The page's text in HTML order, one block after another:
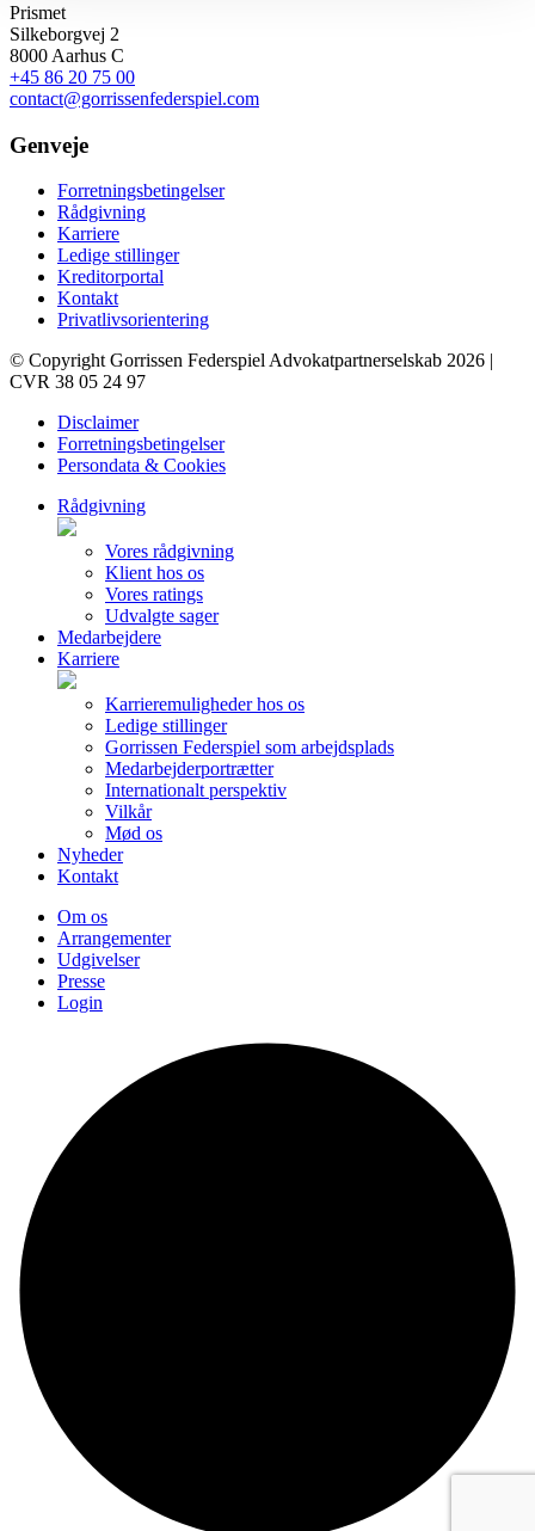
Prismet
Silkeborgvej 2
8000 Aarhus C
+45 86 20 75 00
contact@gorrissenfederspiel.com
Genveje
Forretningsbetingelser
Rådgivning
Karriere
Ledige stillinger
Kreditorportal
Kontakt
Privatlivsorientering
© Copyright Gorrissen Federspiel Advokatpartnerselskab 2026 |
CVR 38 05 24 97
Disclaimer
Forretningsbetingelser
Persondata & Cookies
Rådgivning
Vores rådgivning
Klient hos os
Vores ratings
Udvalgte sager
Medarbejdere
Karriere
Karrieremuligheder hos os
Ledige stillinger
Gorrissen Federspiel som arbejdsplads
Medarbejderportrætter
Internationalt perspektiv
Vilkår
Mød os
Nyheder
Kontakt
Om os
Arrangementer
Udgivelser
Presse
Login